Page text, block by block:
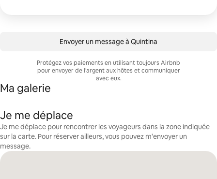
Envoyer un message à Quintina
Protégez vos paiements en utilisant toujours Airbnb
pour envoyer de l'argent aux hôtes et communiquer
avec eux.
Ma galerie
Je me déplace
Je me déplace pour rencontrer les voyageurs dans la zone indiquée
sur la carte. Pour réserver ailleurs, vous pouvez m'envoyer un
message.